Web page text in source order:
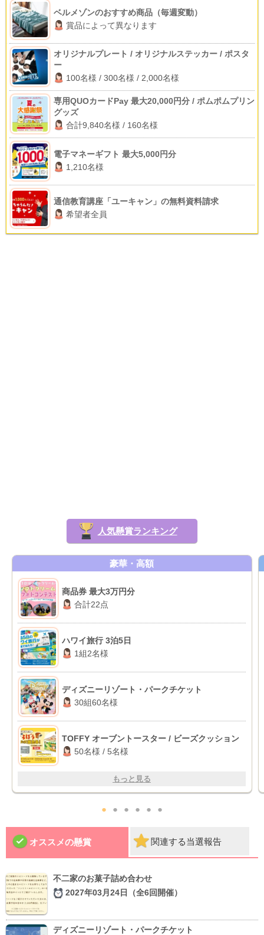
ベルメゾンのおすすめ商品（毎週変動）
賞品によって異なります
オリジナルプレート / オリジナルステッカー / ポスタ
ー
100名様 / 300名様 / 2,000名様
専用QUOカードPay 最大20,000円分 / ポムポムプリン
グッズ
合計9,840名様 / 160名様
電子マネーギフト 最大5,000円分
1,210名様
通信教育講座「ユーキャン」の無料資料請求
希望者全員
人気懸賞ランキング
豪華・高額
商品券 最大3万円分
合計22点
ハワイ旅行 3泊5日
1組2名様
ディズニーリゾート・パークチケット
30組60名様
TOFFY オーブントースター / ビーズクッション
50名様 / 5名様
もっと見る
● ● ● ● ● ●
オススメの懸賞 関連する当選報告
不二家のお菓子詰め合わせ
2027年03月24日（全6回開催）
ディズニーリゾート・パークチケット